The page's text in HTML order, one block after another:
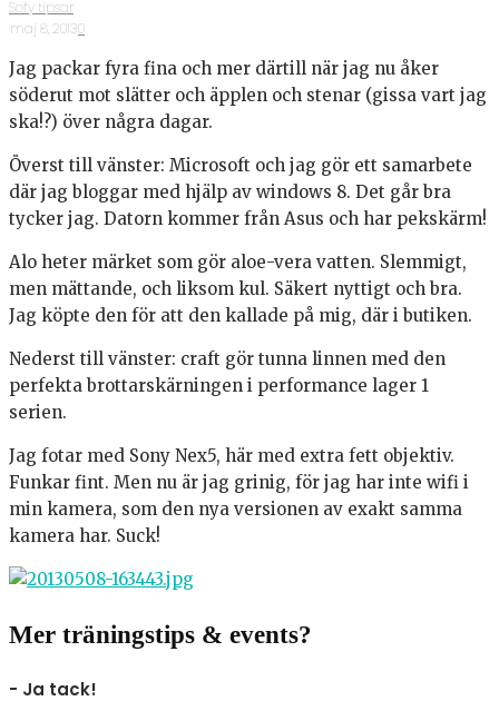
Sofy tipsar
·maj 8, 2013·0
Jag packar fyra fina och mer därtill när jag nu åker
söderut mot slätter och äpplen och stenar (gissa vart jag
ska!?) över några dagar.
Överst till vänster: Microsoft och jag gör ett samarbete
där jag bloggar med hjälp av windows 8. Det går bra
tycker jag. Datorn kommer från Asus och har pekskärm!
Alo heter märket som gör aloe-vera vatten. Slemmigt,
men mättande, och liksom kul. Säkert nyttigt och bra.
Jag köpte den för att den kallade på mig, där i butiken.
Nederst till vänster: craft gör tunna linnen med den
perfekta brottarskärningen i performance lager 1
serien.
Jag fotar med Sony Nex5, här med extra fett objektiv.
Funkar fint. Men nu är jag grinig, för jag har inte wifi i
min kamera, som den nya versionen av exakt samma
kamera har. Suck!
Mer träningstips & events?
- Ja tack!